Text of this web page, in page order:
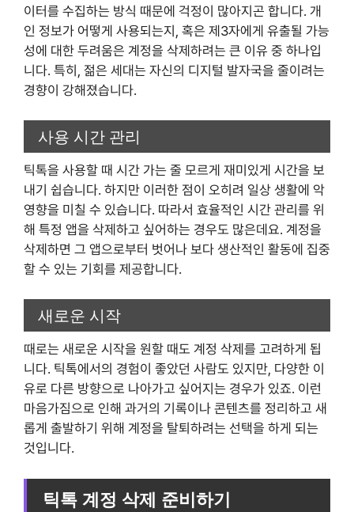
이터를 수집하는 방식 때문에 걱정이 많아지곤 합니다. 개
인 정보가 어떻게 사용되는지, 혹은 제3자에게 유출될 가능
성에 대한 두려움은 계정을 삭제하려는 큰 이유 중 하나입
니다. 특히, 젊은 세대는 자신의 디지털 발자국을 줄이려는
경향이 강해졌습니다.
사용 시간 관리
틱톡을 사용할 때 시간 가는 줄 모르게 재미있게 시간을 보
내기 쉽습니다. 하지만 이러한 점이 오히려 일상 생활에 악
영향을 미칠 수 있습니다. 따라서 효율적인 시간 관리를 위
해 특정 앱을 삭제하고 싶어하는 경우도 많은데요. 계정을
삭제하면 그 앱으로부터 벗어나 보다 생산적인 활동에 집중
할 수 있는 기회를 제공합니다.
새로운 시작
때로는 새로운 시작을 원할 때도 계정 삭제를 고려하게 됩
니다. 틱톡에서의 경험이 좋았던 사람도 있지만, 다양한 이
유로 다른 방향으로 나아가고 싶어지는 경우가 있죠. 이런
마음가짐으로 인해 과거의 기록이나 콘텐츠를 정리하고 새
롭게 출발하기 위해 계정을 탈퇴하려는 선택을 하게 되는
것입니다.
틱톡 계정 삭제 준비하기